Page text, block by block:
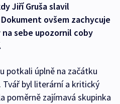
Jiří Gruša slavil
ovšem zachycuje
sebe upozornil coby
potkali úplně na začátku
Tvář byl literární a kritický
poměrně zajímavá skupinka